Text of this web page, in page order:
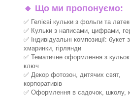
🔹 Що ми пропонуємо:
✅ Гелієві кульки з фольги та
✅ Кульки з написами, цифрами,
✅ Індивідуальні композиції: букет
хмаринки, гірлянди
✅ Тематичне оформлення з кульок
ключ
✅ Декор фотозон, дитячих свят,
корпоративів
✅ Оформлення в садочок, школу,